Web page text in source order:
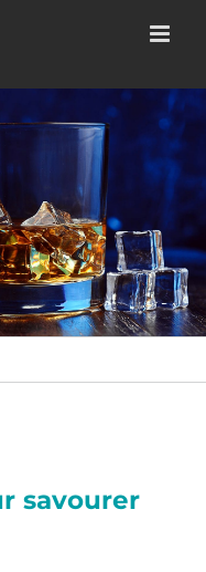
savourer